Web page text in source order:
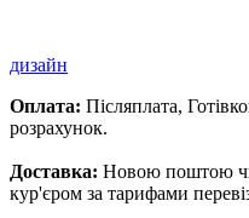
дизайн
Оплата: Післяплата,
розрахунок.
Доставка: Новою поштою
кур'єром за тарифами